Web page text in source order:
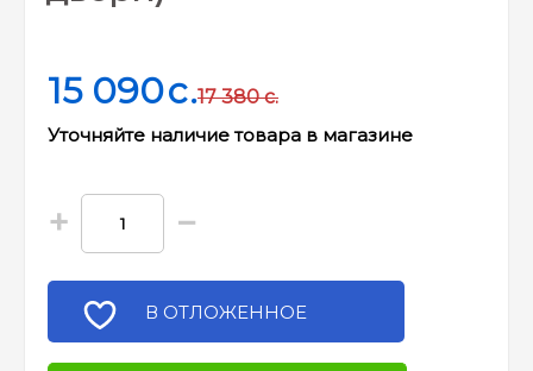
15 090c.
Уточняйте наличие товара в магазине
17 380 c.
+ −
В ОТЛОЖЕННОЕ